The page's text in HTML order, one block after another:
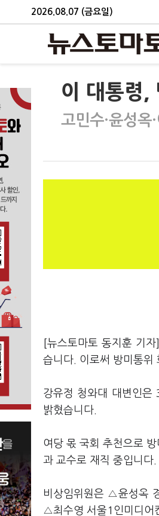
2026.08.07 (금요일)
이 대통령,
고민수·윤성
[뉴스토마토 동지훈 기
습니다. 이로써 방미통위
강유정 청와대 대변인은
밝혔습니다.
여당 몫 국회 추천으로
과 교수로 재직 중입니다.
비상임위원은 △윤성옥
△최수영 서울1인미디어